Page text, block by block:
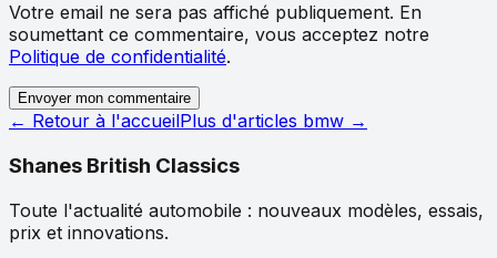
Votre email ne sera pas affiché publiquement. En
soumettant ce commentaire, vous acceptez notre
Politique de confidentialité.
Envoyer mon commentaire
← Retour à l'accueilPlus d'articles bmw →
Shanes British Classics
Toute l'actualité automobile : nouveaux modèles, essais,
prix et innovations.